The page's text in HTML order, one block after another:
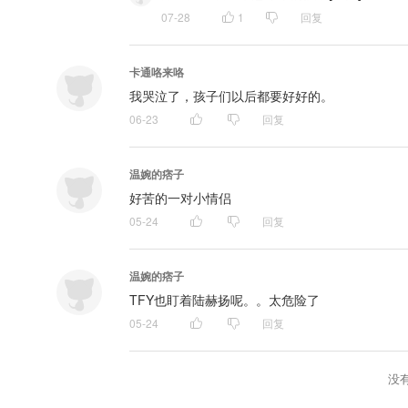
07-28 1 回复
卡通咯来咯
我哭泣了，孩子们以后都要好好的。
06-23 回复
温婉的痞子
好苦的一对小情侣
05-24 回复
温婉的痞子
TFY也盯着陆赫扬呢。。太危险了
05-24 回复
没